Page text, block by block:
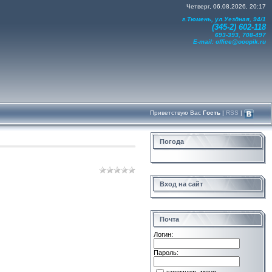
Четверг, 06.08.2026, 20:17
г.Тюмень, ул.Уездная, 94/1
(345-2) 602-118
693-393, 708-497
E-mail: office@ooopik.ru
Приветствую Вас Гость | RSS |
Погода
Вход на сайт
Почта
Логин:
Пароль: